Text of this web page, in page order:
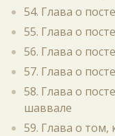
54. Глава о
55. Глава о
56. Глава о
57. Глава о
58. Глава о
шаввале
59. Глава о том,